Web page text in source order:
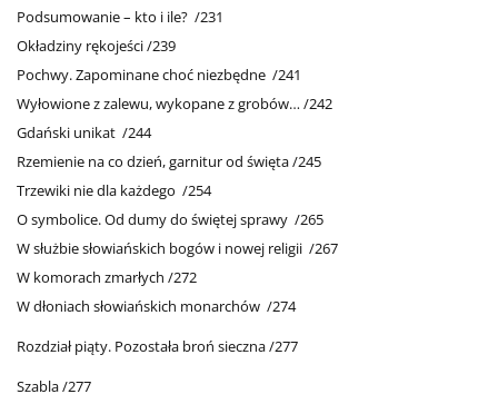
Podsumowanie – kto i ile? /231
Okładziny rękojeści /239
Pochwy. Zapominane choć niezbędne /241
Wyłowione z zalewu, wykopane z grobów… /242
Gdański unikat /244
Rzemienie na co dzień, garnitur od święta /245
Trzewiki nie dla każdego /254
O symbolice. Od dumy do świętej sprawy /265
W służbie słowiańskich bogów i nowej religii /267
W komorach zmarłych /272
W dłoniach słowiańskich monarchów /274
Rozdział piąty. Pozostała broń sieczna /277
Szabla /277